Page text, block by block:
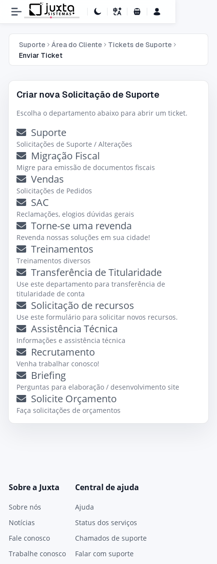
Carrinho de Compras
Suporte Área do Cliente
Tickets de Suporte
Enviar Ticket
Criar nova Solicitação de Suporte
Escolha o departamento abaixo para abrir um ticket.
Suporte
Solicitações de Suporte / Alterações
Migração Fiscal
Migre para emissão de documentos fiscais
Vendas
Solicitações de Pedidos
SAC
Reclamações, elogios dúvidas gerais
Torne-se uma revenda
Revenda nossas soluções em sua cidade!
Treinamentos
Treinamentos diversos
Transferência de Titularidade
Use este departamento para transferência de
titularidade de conta
Solicitação de recursos
Use este formulário para solicitar novos recursos.
Assistência Técnica
Informações e assistência técnica
Recrutamento
Venha trabalhar conosco!
Briefing
Perguntas para elaboração / desenvolvimento site
Solicite Orçamento
Faça solicitações de orçamentos
Sobre a Juxta
Sobre nós
Notícias
Fale conosco
Trabalhe conosco
Central de ajuda
Ajuda
Status dos serviços
Chamados de suporte
Falar com suporte